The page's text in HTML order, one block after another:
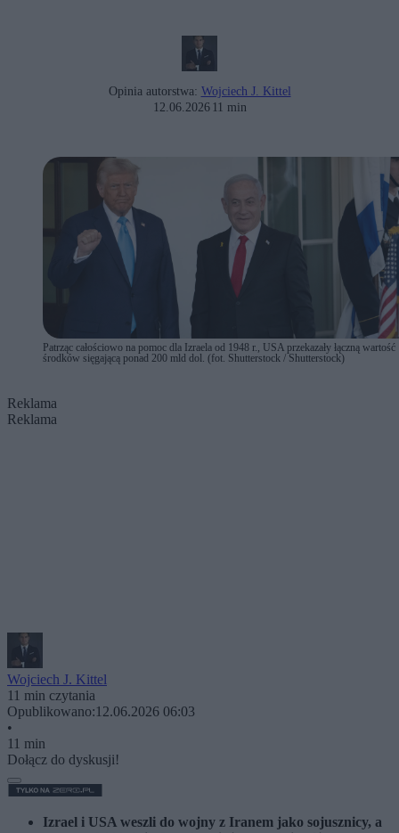
Opinia autorstwa: Wojciech J. Kittel
12.06.2026 11 min
Patrząc całościowo na pomoc dla Izraela od 1948 r., USA przekazały łączną wartość
środków sięgającą ponad 200 mld dol. (fot. Shutterstock / Shutterstock)
Reklama
Reklama
Wojciech J. Kittel
11 min czytania
Opublikowano:12.06.2026 06:03
•
11 min
Dołącz do dyskusji!
Izrael i USA weszli do wojny z Iranem jako sojusznicy, a